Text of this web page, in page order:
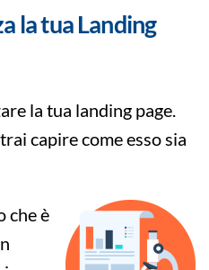
la tua Landing
la tua landing page.
capire come esso sia
che è